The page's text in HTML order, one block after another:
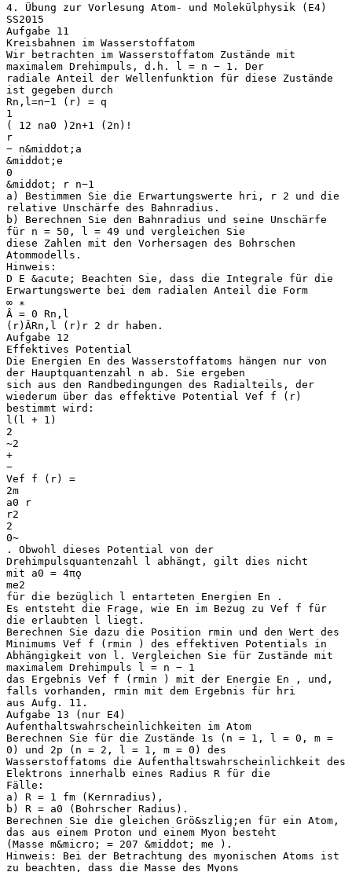
4. Übung zur Vorlesung Atom- und Molekülphysik (E4)
SS2015
Aufgabe 11
Kreisbahnen im Wasserstoffatom
Wir betrachten im Wasserstoffatom Zustände mit
maximalem Drehimpuls, d.h. l = n − 1. Der
radiale Anteil der Wellenfunktion für diese Zustände
ist gegeben durch
Rn,l=n−1 (r) = q
1
( 12 na0 )2n+1 (2n)!
r
− n&middot;a
&middot;e
0
&middot; r n−1
a) Bestimmen Sie die Erwartungswerte hri, r 2 und die
relative Unschärfe des Bahnradius.
b) Berechnen Sie den Bahnradius und seine Unschärfe
für n = 50, l = 49 und vergleichen Sie
diese Zahlen mit den Vorhersagen des Bohrschen
Atommodells.
Hinweis:
D E &acute; Beachten Sie, dass die Integrale für die
Erwartungswerte bei dem radialen Anteil die Form
∞ ∗
Â = 0 Rn,l
(r)ÂRn,l (r)r 2 dr haben.
Aufgabe 12
Effektives Potential
Die Energien En des Wasserstoffatoms hängen nur von
der Hauptquantenzahl n ab. Sie ergeben
sich aus den Randbedingungen des Radialteils, der
wiederum über das effektive Potential Vef f (r)
bestimmt wird:
l(l + 1)
2
~2
+
−
Vef f (r) =
2m
a0 r
r2
2
0~
. Obwohl dieses Potential von der
Drehimpulsquantenzahl l abhängt, gilt dies nicht
mit a0 = 4πǫ
me2
für die bezüglich l entarteten Energien En .
Es entsteht die Frage, wie En im Bezug zu Vef f für
die erlaubten l liegt.
Berechnen Sie dazu die Position rmin und den Wert des
Minimums Vef f (rmin ) des effektiven Potentials in
Abhängigkeit von l. Vergleichen Sie für Zustände mit
maximalem Drehimpuls l = n − 1
das Ergebnis Vef f (rmin ) mit der Energie En , und,
falls vorhanden, rmin mit dem Ergebnis für hri
aus Aufg. 11.
Aufgabe 13 (nur E4)
Aufenthaltswahrscheinlichkeiten im Atom
Berechnen Sie für die Zustände 1s (n = 1, l = 0, m =
0) und 2p (n = 2, l = 1, m = 0) des
Wasserstoffatoms die Aufenthaltswahrscheinlichkeit des
Elektrons innerhalb eines Radius R für die
Fälle:
a) R = 1 fm (Kernradius),
b) R = a0 (Bohrscher Radius).
Berechnen Sie die gleichen Grö&szlig;en für ein Atom,
das aus einem Proton und einem Myon besteht
(Masse m&micro; = 207 &middot; me ).
Hinweis: Bei der Betrachtung des myonischen Atoms ist
zu beachten, dass die Masse des Myons